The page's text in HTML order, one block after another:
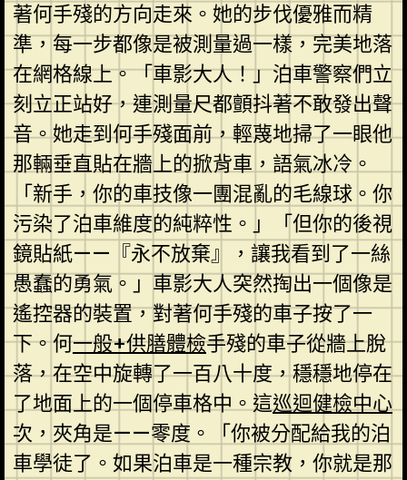
著何手殘的方向走來。她的步伐優雅而精
準，每一步都像是被測量過一樣，完美地落
在網格線上。「車影大人！」泊車警察們立
刻立正站好，連測量尺都顫抖著不敢發出聲
音。她走到何手殘面前，輕蔑地掃了一眼他
那輛垂直貼在牆上的掀背車，語氣冰冷。
「新手，你的車技像一團混亂的毛線球。你
污染了泊車維度的純粹性。」「但你的後視
鏡貼紙——『永不放棄』，讓我看到了一絲
愚蠢的勇氣。」車影大人突然掏出一個像是
遙控器的裝置，對著何手殘的車子按了一
下。何一般+供膳體檢手殘的車子從牆上脫
落，在空中旋轉了一百八十度，穩穩地停在
了地面上的一個停車格中。這巡迴健檢中心
次，夾角是——零度。「你被分配給我的泊
車學徒了。如果泊車是一種宗教，你就是那